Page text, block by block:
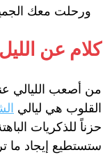
ورحلت معك
كلام عن
من أصعب الليالي
القلوب هي ليالي
حزناً للذكريات
ستستطيع إيجاد ما